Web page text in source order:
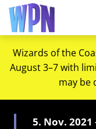
Wizards of the
August 3–7 with
may be
5. Nov.